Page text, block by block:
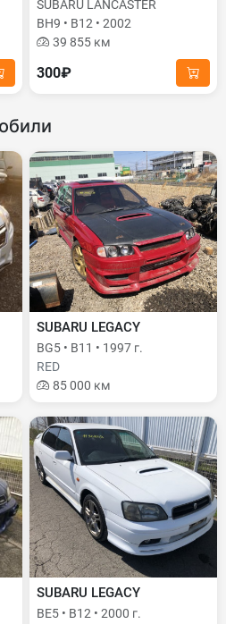
SUBARU LANCASTER
BH9 • B12 • 2002
39 855 км
300₽
SUBARU LEGACY
BG5 • B11 • 1997 г.
RED
85 000 км
SUBARU LEGACY
BE5 • B12 • 2000 г.